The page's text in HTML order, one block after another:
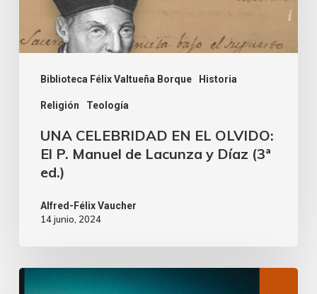
Biblioteca Félix Valtueña Borque Historia
Religión Teología
UNA CELEBRIDAD EN EL OLVIDO:
El P. Manuel de Lacunza y Díaz (3ª
ed.)
Alfred-Félix Vaucher
14 junio, 2024